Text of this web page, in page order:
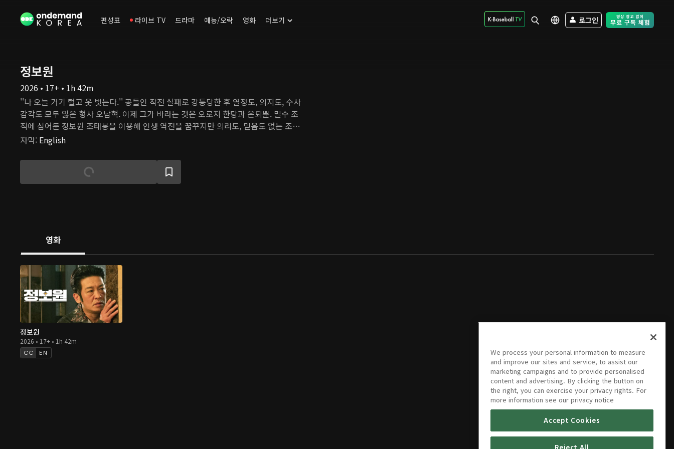
편성표 라이브 TV 드라마 예능/오락 영화 더보기 로그인 Free Trial -
정보원
2026 • 17+ • 1h 42m
''나 오늘 거기 털고 옷 벗는다.'' 공들인 작전 실패로 강등당한 후 열정도, 의지도, 수사
감각도 모두 잃은 형사 오남혁. 이제 그가 바라는 것은 오로지 한탕과 은퇴뿐. 밀수 조
직에 심어둔 정보원 조태봉을 이용해 인생 역전을 꿈꾸지만 의리도, 믿음도 없는 조태
봉은 숨겨뒀던 돈을 챙겨 빠르게 손절을 하고, 뒤늦게 밀수 조직 사무실에 도착한 오
말리게 된 오남혁과 조태봉은 각자의 목적을 위해 동상이몽 공조 수사를 시작하는
자막: English
영화
정보원
2026 • 17+ • 1h 42m
EN
We process your personal information to measure
and improve our sites and service, to assist our
marketing campaigns and to provide personalised
content and advertising. By clicking the button on
the right, you can exercise your privacy rights. For
more information see our privacy notice
Accept Cookies